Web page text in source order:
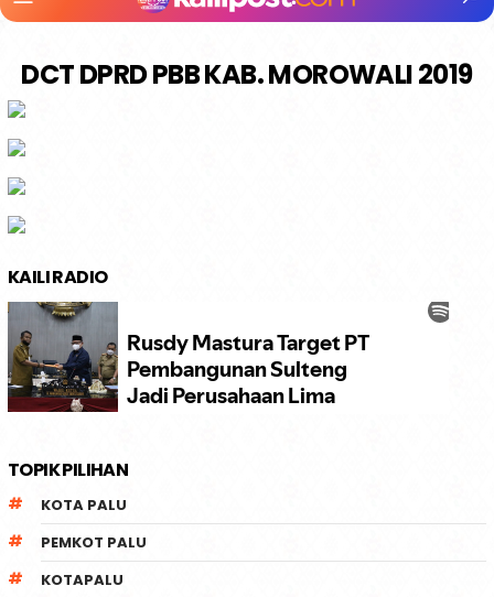
Mobile
DCT DPRD PBB KAB. MOROWALI 2019
KAILI RADIO
TOPIK PILIHAN
KOTA PALU
PEMKOT PALU
KOTAPALU